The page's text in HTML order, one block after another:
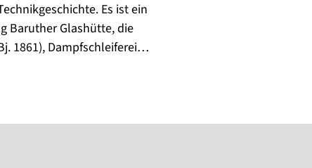
Es ist ein
Baruther Glashütte, die
1861), Dampfschleiferei
und Teil eines
Status des